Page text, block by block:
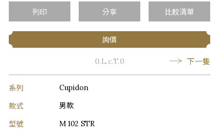
列印 分享 比較清單
詢價
0.L.c.T.0 下一隻
系列 Cupidon
款式 男款
型號 M 102 STR